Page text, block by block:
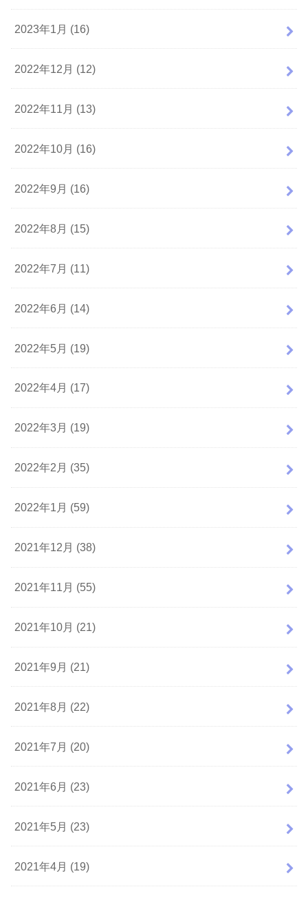
2023年1月 (16)
2022年12月 (12)
2022年11月 (13)
2022年10月 (16)
2022年9月 (16)
2022年8月 (15)
2022年7月 (11)
2022年6月 (14)
2022年5月 (19)
2022年4月 (17)
2022年3月 (19)
2022年2月 (35)
2022年1月 (59)
2021年12月 (38)
2021年11月 (55)
2021年10月 (21)
2021年9月 (21)
2021年8月 (22)
2021年7月 (20)
2021年6月 (23)
2021年5月 (23)
2021年4月 (19)